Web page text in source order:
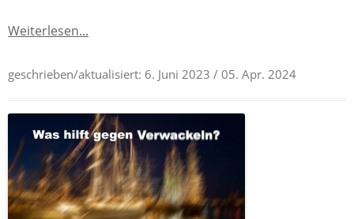
Weiterlesen...
geschrieben/aktualisiert: 6. Juni 2023 / 05. Apr. 2024